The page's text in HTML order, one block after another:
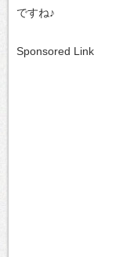
ですね♪
Sponsored Link